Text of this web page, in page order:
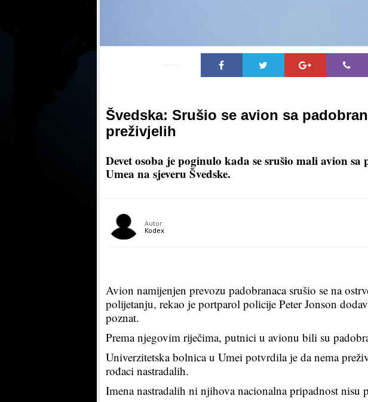
Švedska: Srušio se avion sa
preživjelih
Devet osoba je poginulo kada se srušio mali avion
Umea na sjeveru Švedske.
Autor:
Kodex
Avion namijenjen prevozu padobranaca srušio se na
polijetanju, rekao je portparol policije Peter Jonson
poznat.
Prema njegovim riječima, putnici u avionu bili su
Univerzitetska bolnica u Umei potvrdila je da nema
rođaci nastradalih.
Imena nastradalih ni njihova nacionalna pripadnost nisu